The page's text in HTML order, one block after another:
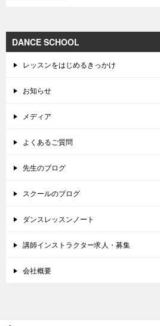
DANCE SCHOOL
レッスンをはじめるきっかけ
お知らせ
メディア
よくあるご質問
先生のブログ
スクールのブログ
ダンスレッスンノート
講師インストラクター求人・募集
会社概要